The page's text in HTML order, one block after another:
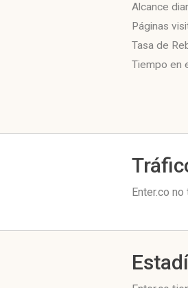
Alcance
Páginas
Tasa de
Tiempo en
Enter.co